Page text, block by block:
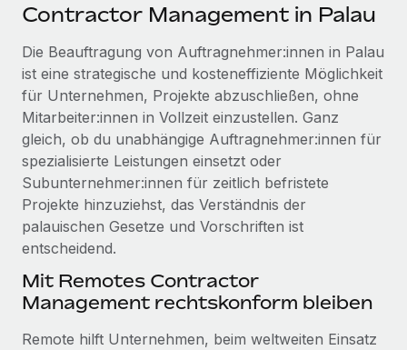
Tools
DIENSTLEISTUNGEN
Frag unsere Expert:innen
Hilfe von Expert:innen für globale HR & Compliance
Background-Checks
Einfacheres Bewerber:innen-Screening
Compliance Watchtower
Lückenlose Compliance
Geräteverwaltung
Globale Bereitstellung und Verfolgung von IT-
Geräten
Entdecke die Möglichkeiten einer Partnerschaft
Remote Build
Demnächst verfügbar
Beratung zu Integrationen und KI-Automatisierung
So hat der KI-Vorreiter Weaviate sein Team mit
Remote um 120 % vergrößert
Open-Source-Infrastrukturen. Das...
Events
Newsroom
Informationen zu Gehältern und Qualifikationen
Insights Center
Hol dir Unterstützung
BLOG
Globale Payroll
Contractor Management in Palau
Die Beauftragung von Auftragnehmer:innen in Palau
ist eine strategische und kosteneffiziente Möglichkeit
für Unternehmen, Projekte abzuschließen, ohne
Mitarbeiter:innen in Vollzeit einzustellen. Ganz
gleich, ob du unabhängige Auftragnehmer:innen für
spezialisierte Leistungen einsetzt oder
Subunternehmer:innen für zeitlich befristete
Projekte hinzuziehst, das Verständnis der
palauischen Gesetze und Vorschriften ist
entscheidend.
Mit Remotes Contractor
Management rechtskonform bleiben
Remote hilft Unternehmen, beim weltweiten Einsatz